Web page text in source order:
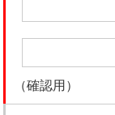
（確認用）